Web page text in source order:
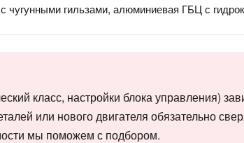
чугунными гильзами, алюминиевая ГБЦ с
класс, настройки блока управления)
или нового двигателя обязательно
мы поможем с подбором.